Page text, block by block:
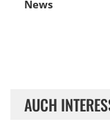
News
AUCH